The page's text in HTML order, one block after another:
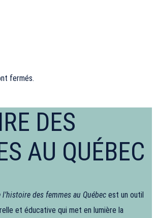
fermés.
DES
AU QUÉBEC
des femmes au Québec est un outil
et éducative qui met en lumière la